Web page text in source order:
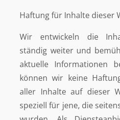
Haftung für Inhalte dieser
Wir entwickeln die
ständig weiter und
aktuelle Informationen
können wir keine
aller Inhalte auf dieser
speziell für jene, die